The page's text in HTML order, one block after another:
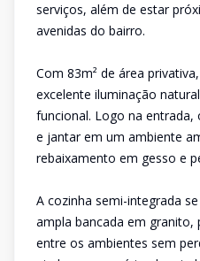
serviços, além de estar
avenidas do bairro.
Com 83m² de área
excelente iluminação
funcional. Logo na entrada,
e jantar em um ambiente
rebaixamento em gesso e
A cozinha semi-integrada
ampla bancada em
entre os ambientes sem